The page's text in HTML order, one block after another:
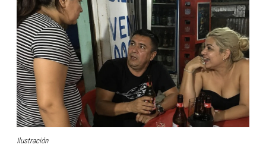
Ilustración